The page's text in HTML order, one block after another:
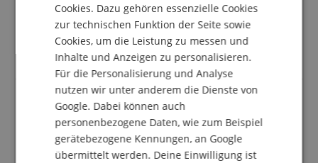
verifizierter Kauf
Die lieferung war schnell und in Ordnung.
Ich habe das produkt aber noch nicht probiert!
Daher kann ich nichts über die Qualität erzählen.
Alles was man braucht
Bewertung vonJohannvom 24.10.2025
verifizierter Kauf
FRENCH
ITALIAN
SPANISH
Cookies. Dazu gehören essenzielle Cookies
zur technischen Funktion der Seite sowie
Cookies, um die Leistung zu messen und
Inhalte und Anzeigen zu personalisieren.
Für die Personalisierung und Analyse
nutzen wir unter anderem die Dienste von
Google. Dabei können auch
personenbezogene Daten, wie zum Beispiel
gerätebezogene Kennungen, an Google
übermittelt werden. Deine Einwilligung ist